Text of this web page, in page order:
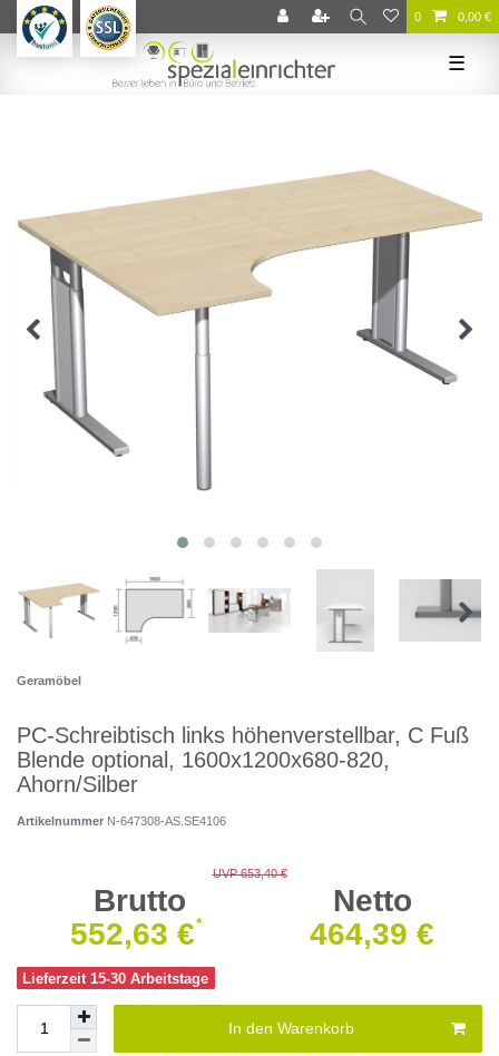
0 0,00 €
☰
Geramöbel
PC-Schreibtisch links höhenverstellbar, C Fuß
Blende optional, 1600x1200x680-820,
Ahorn/Silber
Artikelnummer N-647308-AS.SE4106
UVP 653,40 €
Brutto
Netto
552,63 €
* 464,39 €
Lieferzeit 15-30 Arbeitstage
In den Warenkorb